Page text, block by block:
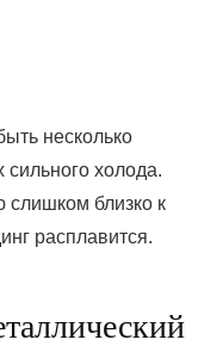
несколько
сильного холода.
слишком близко к
расплавится.